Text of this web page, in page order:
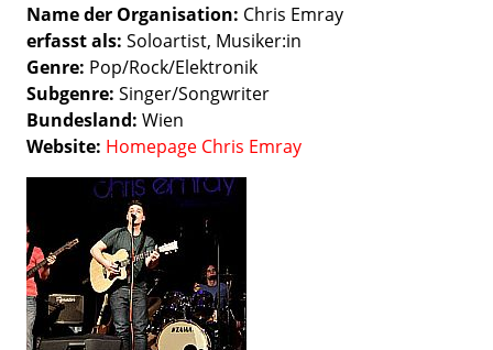
Name der Organisation Chris Emray
erfasst als Soloartist Musiker:in
Genre Pop/Rock/Elektronik
Subgenre Singer/Songwriter
Bundesland Wien
Website Homepage Chris Emray